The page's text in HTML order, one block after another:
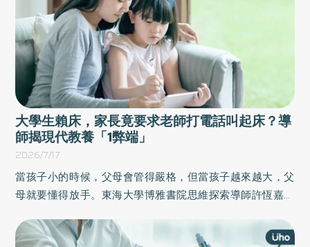
大學生賴床，家長竟要求老師打電話叫起床？導
師揭現代教養「1弊端」
2026/7/17
當孩子小的時候，父母會管得嚴格，但當孩子越來越大，父
母就要懂得放手。東海大學博雅書院思維探索導師許恆嘉於
長故事，從這些珍貴的經歷理解「放手」的真義，也給每個